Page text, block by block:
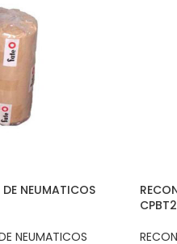
NEUMATICOS
NEUMATICOS